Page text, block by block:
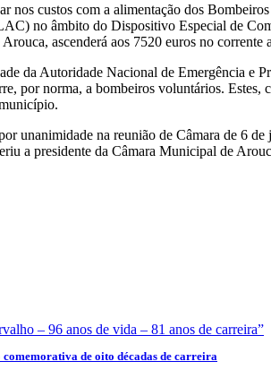
custos com a alimentação dos
no âmbito do Dispositivo Especial de
ascenderá aos 7520 euros no corrente
da Autoridade Nacional de Emergência e
por norma, a bombeiros voluntários.
unanimidade na reunião de Câmara de 6
a presidente da Câmara Municipal de
de oito décadas de carreira